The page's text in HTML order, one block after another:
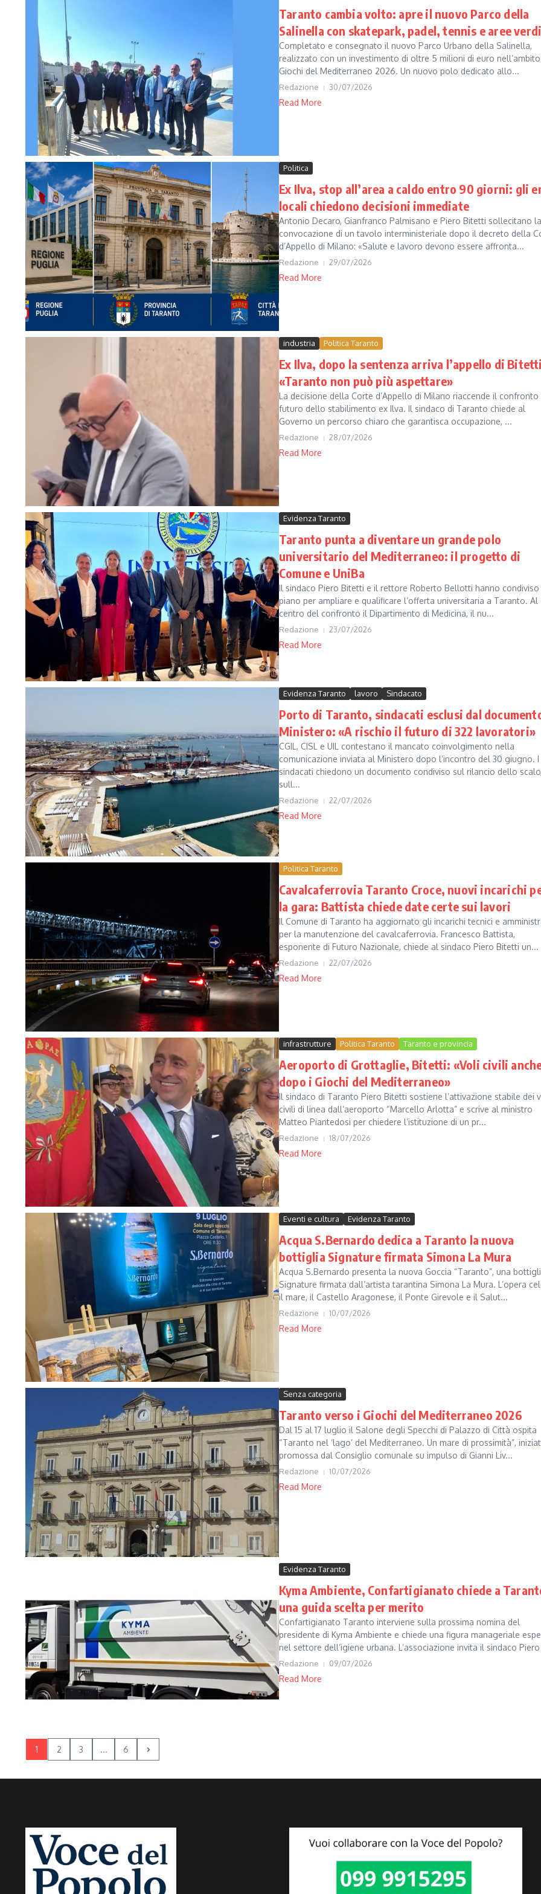
Taranto cambia volto: apre il nuovo Parco della
Salinella con skatepark, padel, tennis e aree verdi
Completato e consegnato il nuovo Parco Urbano della Salinella,
realizzato con un investimento di oltre 5 milioni di euro
Giochi del Mediterraneo 2026. Un nuovo polo dedicato allo...
Redazione 30/07/2026
Read More
Politica
Ex Ilva, stop all’area a caldo entro 90 giorni: gli
locali chiedono decisioni immediate
Antonio Decaro, Gianfranco Palmisano e Piero Bitetti sollecitano la
convocazione di un tavolo interministeriale dopo il decreto della
d’Appello di Milano: «Salute e lavoro devono essere affronta...
Redazione 29/07/2026
Read More
industria Politica Taranto
Ex Ilva, dopo la sentenza arriva l’appello di
«Taranto non può più aspettare»
La decisione della Corte d’Appello di Milano riaccende il confronto
futuro dello stabilimento ex Ilva. Il sindaco di Taranto chiede al
Governo un percorso chiaro che garantisca occupazione, ...
Redazione 28/07/2026
Read More
Evidenza Taranto
Taranto punta a diventare un grande polo
universitario del Mediterraneo: il progetto di
Comune e UniBa
Il sindaco Piero Bitetti e il rettore Roberto Bellotti hanno condiviso
piano per ampliare e qualificare l’offerta universitaria a Taranto. Al
centro del confronto il Dipartimento di Medicina, il nu...
Redazione 23/07/2026
Read More
Evidenza Taranto lavoro Sindacato
Porto di Taranto, sindacati esclusi dal
Ministero: «A rischio il futuro di 322 lavoratori»
CGIL, CISL e UIL contestano il mancato coinvolgimento nella
comunicazione inviata al Ministero dopo l’incontro del 30 giugno. I
sindacati chiedono un documento condiviso sul rilancio dello scalo,
sull...
Redazione 22/07/2026
Read More
Politica Taranto
Cavalcaferrovia Taranto Croce, nuovi incarichi
la gara: Battista chiede date certe sui lavori
Il Comune di Taranto ha aggiornato gli incarichi tecnici e
per la manutenzione del cavalcaferrovia. Francesco Battista,
esponente di Futuro Nazionale, chiede al sindaco Piero Bitetti un...
Redazione 22/07/2026
Read More
infrastrutture Politica Taranto Taranto e provincia
Aeroporto di Grottaglie, Bitetti: «Voli civili
dopo i Giochi del Mediterraneo»
Il sindaco di Taranto Piero Bitetti sostiene l’attivazione stabile dei
civili di linea dall’aeroporto “Marcello Arlotta” e scrive al ministro
Matteo Piantedosi per chiedere l’istituzione di un pr...
Redazione 18/07/2026
Read More
Eventi e cultura Evidenza Taranto
Acqua S.Bernardo dedica a Taranto la nuova
bottiglia Signature firmata Simona La Mura
Acqua S.Bernardo presenta la nuova Goccia “Taranto”, una
Signature firmata dall’artista tarantina Simona La Mura. L’opera
il mare, il Castello Aragonese, il Ponte Girevole e il Salut...
Redazione 10/07/2026
Read More
Senza categoria
Taranto verso i Giochi del Mediterraneo 2026
Dal 15 al 17 luglio il Salone degli Specchi di Palazzo di Città ospita
“Taranto nel ‘lago’ del Mediterraneo. Un mare di prossimità”,
promossa dal Consiglio comunale su impulso di Gianni Liv...
Redazione 10/07/2026
Read More
Evidenza Taranto
Kyma Ambiente, Confartigianato chiede a
una guida scelta per merito
Confartigianato Taranto interviene sulla prossima nomina del
presidente di Kyma Ambiente e chiede una figura manageriale
nel settore dell’igiene urbana. L’associazione invita il sindaco Piero
Redazione 09/07/2026
Read More
1 2 3 ... 6